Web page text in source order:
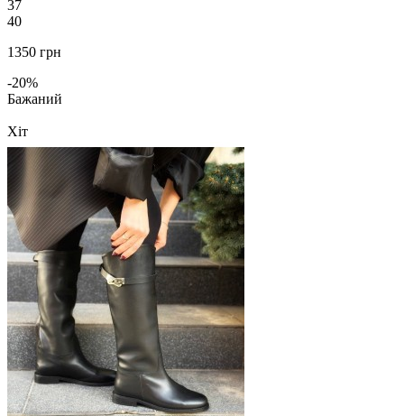
37
40
1350 грн
-20%
Бажаний
Хіт